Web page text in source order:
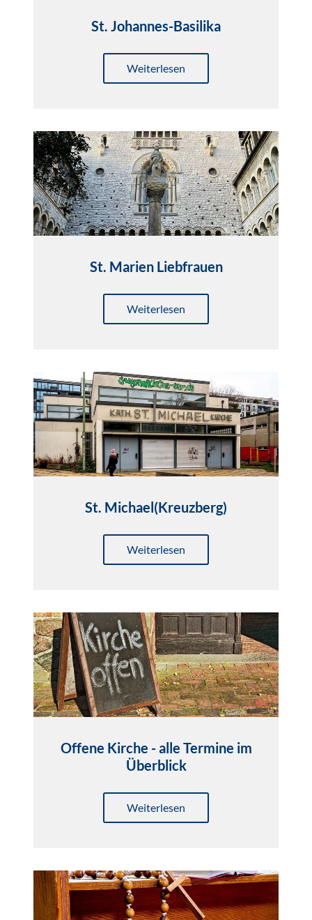
St. Johannes-Basilika
Weiterlesen
St. Marien Liebfrauen
Weiterlesen
St. Michael(Kreuzberg)
Weiterlesen
Offene Kirche - alle Termine im
Überblick
Weiterlesen